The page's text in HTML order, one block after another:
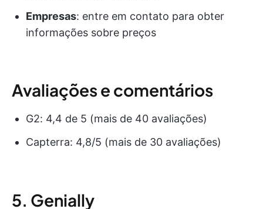
Empresas: entre em contato para obter
informações sobre preços
Avaliações e comentários
G2: 4,4 de 5 (mais de 40 avaliações)
Capterra: 4,8/5 (mais de 30 avaliações)
5. Genially